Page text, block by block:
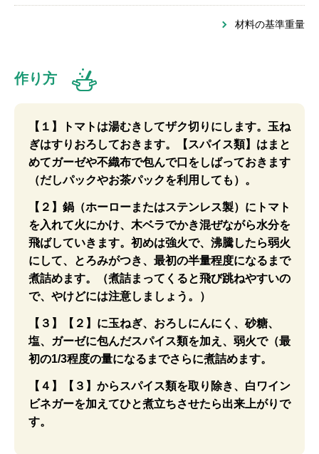
材料の基準重量
作り方
【１】トマトは湯むきしてザク切りにします。玉ね
ぎはすりおろしておきます。【スパイス類】はまと
めてガーゼや不織布で包んで口をしばっておきます
（だしパックやお茶パックを利用しても）。
【２】鍋（ホーローまたはステンレス製）にトマト
を入れて火にかけ、木ベラでかき混ぜながら水分を
飛ばしていきます。初めは強火で、沸騰したら弱火
にして、とろみがつき、最初の半量程度になるまで
煮詰めます。（煮詰まってくると飛び跳ねやすいの
で、やけどには注意しましょう。）
【３】【２】に玉ねぎ、おろしにんにく、砂糖、
塩、ガーゼに包んだスパイス類を加え、弱火で（最
初の1/3程度の量になるまでさらに煮詰めます。
【４】【３】からスパイス類を取り除き、白ワイン
ビネガーを加えてひと煮立ちさせたら出来上がりで
す。